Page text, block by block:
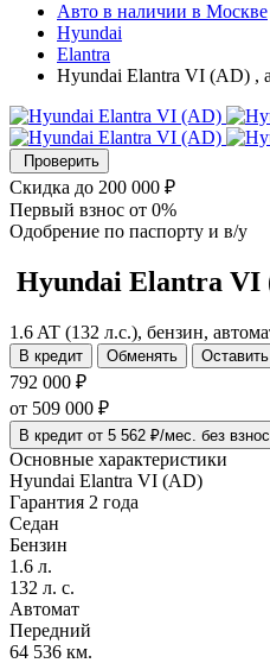
Авто в наличии в Москве
Hyundai
Elantra
Hyundai Elantra VI (AD) ,
Проверить
Скидка до 200 000 ₽
Первый взнос от 0%
Одобрение по паспорту и в/у
Hyundai Elantra VI
1.6 AT (132 л.с.), бензин,
В кредит Обменять
792 000 ₽
от 509 000 ₽
В кредит от 5 562 ₽/мес. без
Основные характеристики
Hyundai Elantra VI (AD)
Гарантия 2 года
Седан
Бензин
1.6 л.
132 л. с.
Автомат
Передний
64 536 км.